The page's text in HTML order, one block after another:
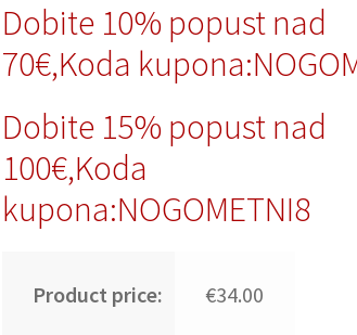
Dobite 10% popust nad
70€,Koda
Dobite 15% popust nad
100€,Koda
kupona:NOGOMETNI8
Product price: €34.00